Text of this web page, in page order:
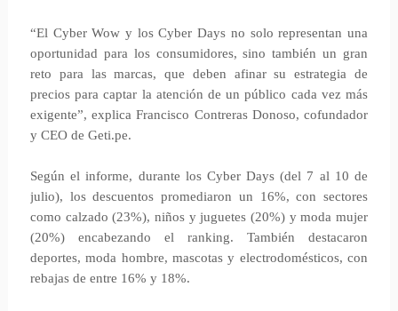
“El Cyber Wow y los Cyber Days no solo representan una
oportunidad para los consumidores, sino también un gran
reto para las marcas, que deben afinar su estrategia de
precios para captar la atención de un público cada vez más
exigente”, explica Francisco Contreras Donoso, cofundador
y CEO de Geti.pe.
Según el informe, durante los Cyber Days (del 7 al 10 de
julio), los descuentos promediaron un 16%, con sectores
como calzado (23%), niños y juguetes (20%) y moda mujer
(20%) encabezando el ranking. También destacaron
deportes, moda hombre, mascotas y electrodomésticos, con
rebajas de entre 16% y 18%.